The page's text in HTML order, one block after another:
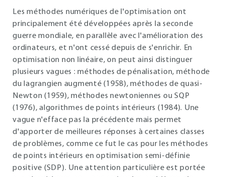
Les méthodes numériques de l'optimisation ont
principalement été développées après la seconde
guerre mondiale, en parallèle avec l'amélioration des
ordinateurs, et n'ont cessé depuis de s'enrichir. En
optimisation non linéaire, on peut ainsi distinguer
plusieurs vagues : méthodes de pénalisation, méthode
du lagrangien augmenté (1958), méthodes de quasi-
Newton (1959), méthodes newtoniennes ou SQP
(1976), algorithmes de points intérieurs (1984). Une
vague n'efface pas la précédente mais permet
d'apporter de meilleures réponses à certaines classes
de problèmes, comme ce fut le cas pour les méthodes
de points intérieurs en optimisation semi-définie
positive (SDP). Une attention particulière est portée